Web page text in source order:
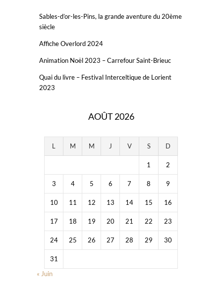
Sables-d’or-les-Pins, la grande aventure du 20ème
siècle
Affiche Overlord 2024
Animation Noël 2023 – Carrefour Saint-Brieuc
Quai du livre – Festival Interceltique de Lorient
2023
AOÛT 2026
L M M J V S D
1 2
3 4 5 6 7 8 9
10 11 12 13 14 15 16
17 18 19 20 21 22 23
24 25 26 27 28 29 30
31
« Juin